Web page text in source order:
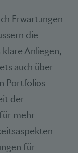
Erwartungen
die
klare Anliegen,
auch über
Portfolios
der
mehr
für